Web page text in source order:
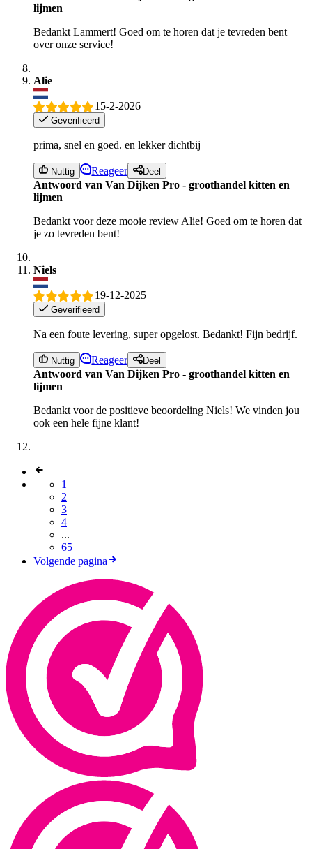
lijmen
Bedankt Lammert! Goed om te horen dat je tevreden bent
over onze service!
Alie
15-2-2026
Geverifieerd
prima, snel en goed. en lekker dichtbij
Nuttig Reageer Deel
Antwoord van Van Dijken Pro - groothandel kitten en
lijmen
Bedankt voor deze mooie review Alie! Goed om te horen dat
je zo tevreden bent!
Niels
19-12-2025
Geverifieerd
Na een foute levering, super opgelost. Bedankt! Fijn bedrijf.
Nuttig Reageer Deel
Antwoord van Van Dijken Pro - groothandel kitten en
lijmen
Bedankt voor de positieve beoordeling Niels! We vinden jou
ook een hele fijne klant!
1
2
3
4
...
65
Volgende pagina